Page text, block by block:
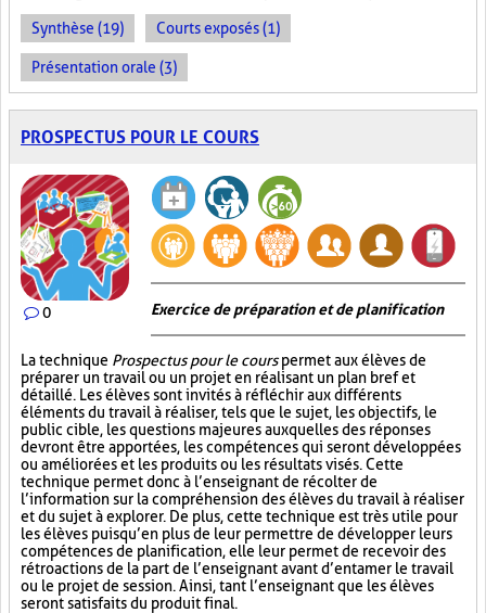
Synthèse (19) Courts exposés (1)
Présentation orale (3)
PROSPECTUS POUR LE COURS
0 Exercice de préparation et de planification
La technique Prospectus pour le courspermet aux élèves de
préparer un travail ou un projet en réalisant un plan bref et
détaillé. Les élèves sont invités à réfléchir aux différents
éléments du travail à réaliser, tels que le sujet, les objectifs, le
public cible, les questions majeures auxquelles des réponses
devront être apportées, les compétences qui seront développées
ou améliorées et les produits ou les résultats visés. Cette
technique permet donc à l’enseignant de récolter de
l’information sur la compréhension des élèves du travail à réaliser
et du sujet à explorer. De plus, cette technique est très utile pour
les élèves puisqu’en plus de leur permettre de développer leurs
compétences de planification, elle leur permet de recevoir des
rétroactions de la part de l’enseignant avant d’entamer le travail
ou le projet de session. Ainsi, tant l’enseignant que les élèves
seront satisfaits du produit final.